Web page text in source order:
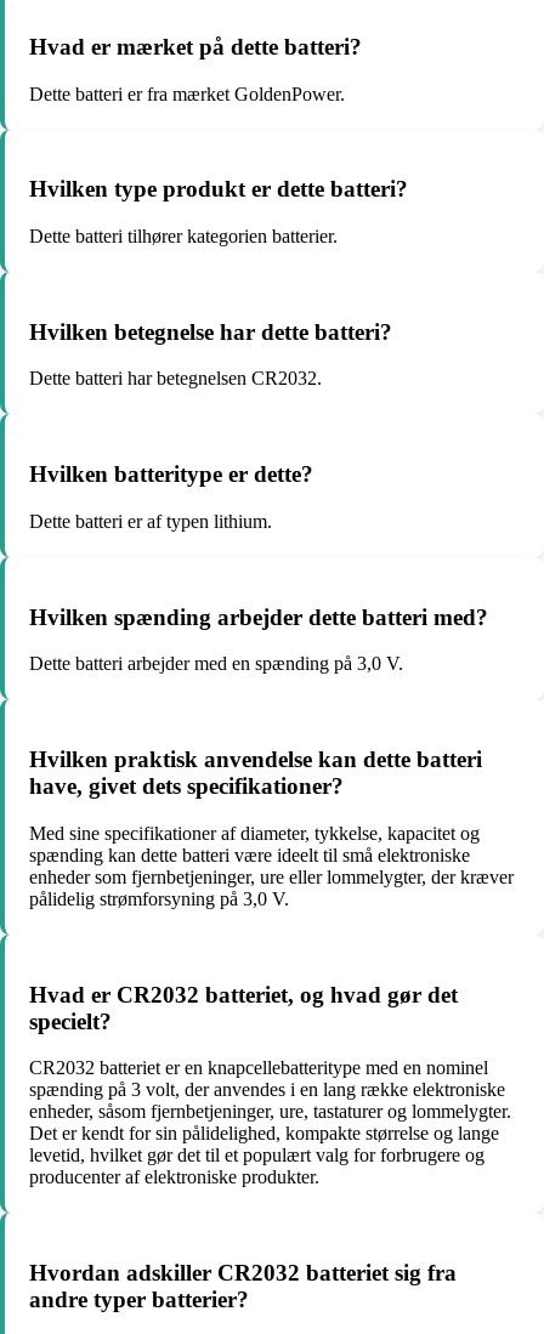
Hvad er mærket på dette batteri?
Dette batteri er fra mærket GoldenPower.
Hvilken type produkt er dette batteri?
Dette batteri tilhører kategorien batterier.
Hvilken betegnelse har dette batteri?
Dette batteri har betegnelsen CR2032.
Hvilken batteritype er dette?
Dette batteri er af typen lithium.
Hvilken spænding arbejder dette batteri med?
Dette batteri arbejder med en spænding på 3,0 V.
Hvilken praktisk anvendelse kan dette batteri
have, givet dets specifikationer?
Med sine specifikationer af diameter, tykkelse, kapacitet og
spænding kan dette batteri være ideelt til små elektroniske
enheder som fjernbetjeninger, ure eller lommelygter, der kræver
pålidelig strømforsyning på 3,0 V.
Hvad er CR2032 batteriet, og hvad gør det
specielt?
CR2032 batteriet er en knapcellebatteritype med en nominel
spænding på 3 volt, der anvendes i en lang række elektroniske
enheder, såsom fjernbetjeninger, ure, tastaturer og lommelygter.
Det er kendt for sin pålidelighed, kompakte størrelse og lange
levetid, hvilket gør det til et populært valg for forbrugere og
producenter af elektroniske produkter.
Hvordan adskiller CR2032 batteriet sig fra
andre typer batterier?